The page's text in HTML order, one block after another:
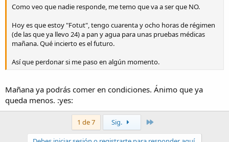
Como veo que nadie responde, me temo que va a ser que NO.
Hoy es que estoy "Fotut", tengo cuarenta y ocho horas de régimen
(de las que ya llevo 24) a pan y agua para unas pruebas médicas
mañana. Qué incierto es el futuro.
Así que perdonar si me paso en algún momento.
Mañana ya podrás comer en condiciones. Ánimo que ya
queda menos. :yes:
1 de 7 Sig.